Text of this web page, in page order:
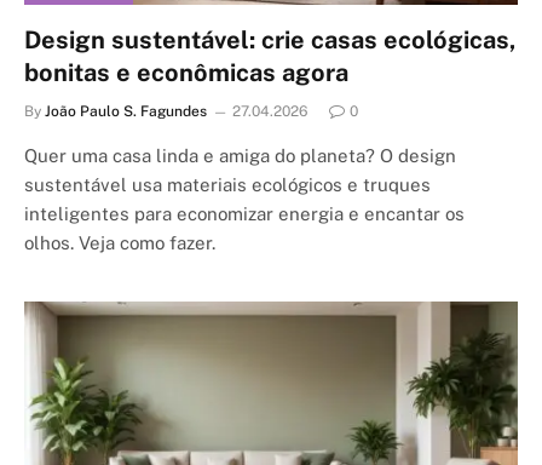
Design sustentável: crie casas ecológicas,
bonitas e econômicas agora
By João Paulo S. Fagundes 27.04.2026 0
Quer uma casa linda e amiga do planeta? O design
sustentável usa materiais ecológicos e truques
inteligentes para economizar energia e encantar os
olhos. Veja como fazer.